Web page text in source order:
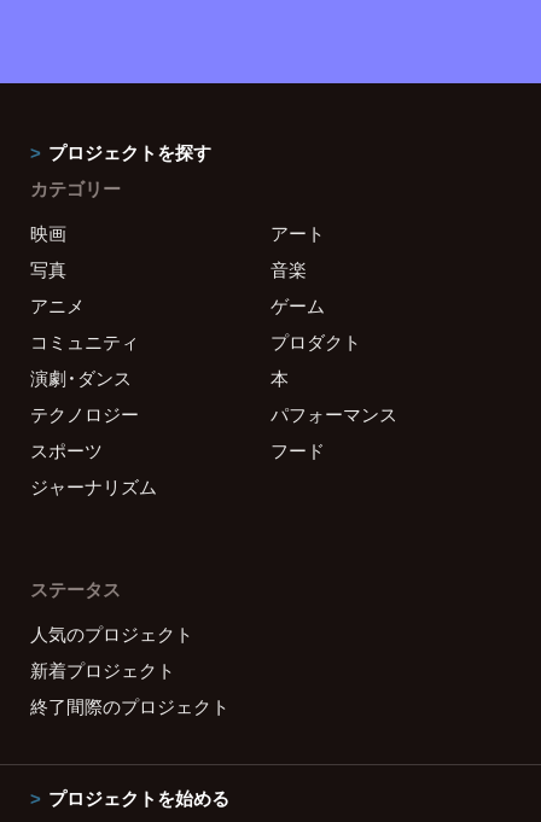
プロジェクトを探す
カテゴリー
映画
アート
写真
音楽
アニメ
ゲーム
コミュニティ
プロダクト
演劇・ダンス
本
テクノロジー
パフォーマンス
スポーツ
フード
ジャーナリズム
ステータス
人気のプロジェクト
新着プロジェクト
終了間際のプロジェクト
プロジェクトを始める